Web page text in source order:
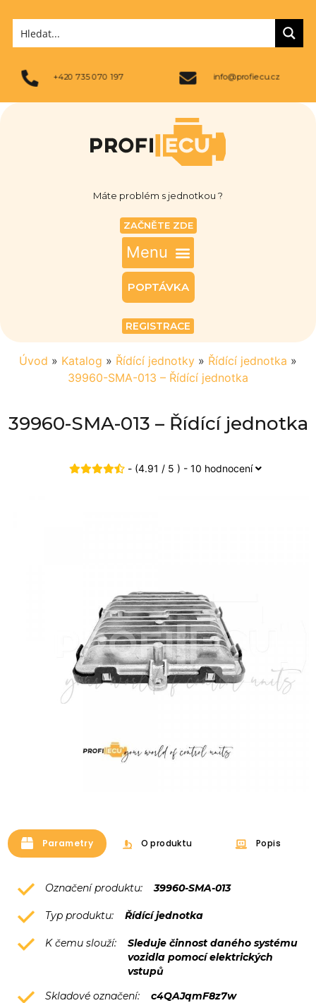
+420 735 070 197 info@profiecu.cz
Máte problém s jednotkou ?
ZAČNĚTE ZDE
POPTÁVKA
REGISTRACE
Úvod » Katalog » Řídící jednotky » Řídící jednotka »
39960-SMA-013 – Řídící jednotka
39960-SMA-013 – Řídící jednotka
- (4.91 / 5 ) - 10 hodnocení
Parametry O produktu Popis
Označení produktu: 39960-SMA-013
Typ produktu: Řídící jednotka
K čemu slouží:
Sleduje činnost daného systému
vozidla pomocí elektrických
vstupů
Skladové označení:
c4QAJqmF8z7w